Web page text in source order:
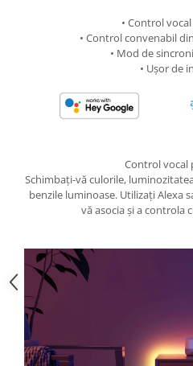
• Control
• Control convenabil
• Mod de
• Ușor de
Control vocal
Schimbați-vă culorile,
benzile luminoase. Utilizați Alexa
vă asocia și a controla